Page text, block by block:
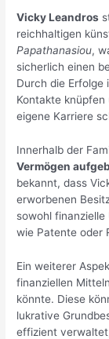
Vicky Leandros
reichhaltigen
Papathanasiou,
sicherlich einen
Durch die Erfolge
Kontakte
eigene Karriere
Innerhalb der
Vermögen
bekannt, dass
erworbenen
sowohl
wie Patente oder
Ein weiterer
finanziellen
könnte. Diese
lukrative
effizient